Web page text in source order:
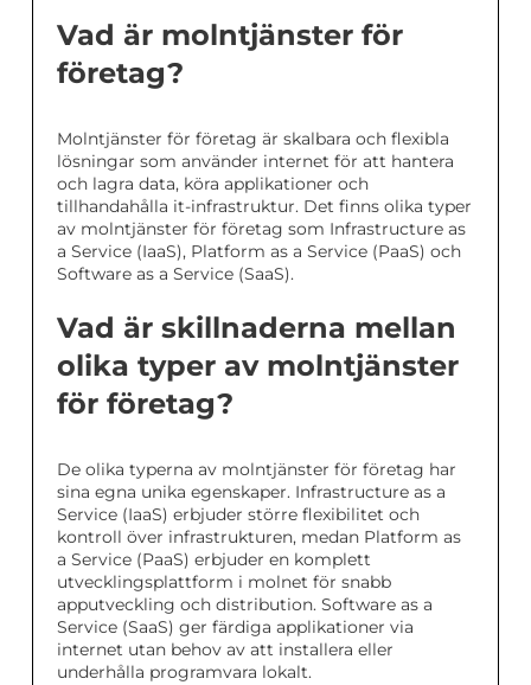
Vad är molntjänster för
företag?
Molntjänster för företag är skalbara och flexibla
lösningar som använder internet för att hantera
och lagra data, köra applikationer och
tillhandahålla it-infrastruktur. Det finns olika typer
av molntjänster för företag som Infrastructure as
a Service (IaaS), Platform as a Service (PaaS) och
Software as a Service (SaaS).
Vad är skillnaderna mellan
olika typer av molntjänster
för företag?
De olika typerna av molntjänster för företag har
sina egna unika egenskaper. Infrastructure as a
Service (IaaS) erbjuder större flexibilitet och
kontroll över infrastrukturen, medan Platform as
a Service (PaaS) erbjuder en komplett
utvecklingsplattform i molnet för snabb
apputveckling och distribution. Software as a
Service (SaaS) ger färdiga applikationer via
internet utan behov av att installera eller
underhålla programvara lokalt.